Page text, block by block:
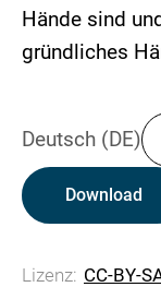
Hände sind
gründliches
Deutsch (DE)
Download
Lizenz: CC-BY-